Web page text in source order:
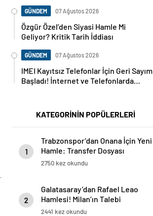
GÜNDEM 07 Ağustos 2026
Özgür Özel’den Siyasi Hamle Mi
Geliyor? Kritik Tarih İddiası
GÜNDEM 07 Ağustos 2026
IMEI Kayıtsız Telefonlar İçin Geri Sayım
Başladı! İnternet ve Telefonlarda
KATEGORİNİN POPÜLERLERİ
1
Trabzonspor’dan Onana İçin Yeni
Hamle: Transfer Dosyası
Yeniden Açıldı
2750 kez okundu
2
Galatasaray’dan Rafael Leao
Hamlesi! Milan’ın Talebi
Transferde Dengeleri Değiştirdi
2441 kez okundu